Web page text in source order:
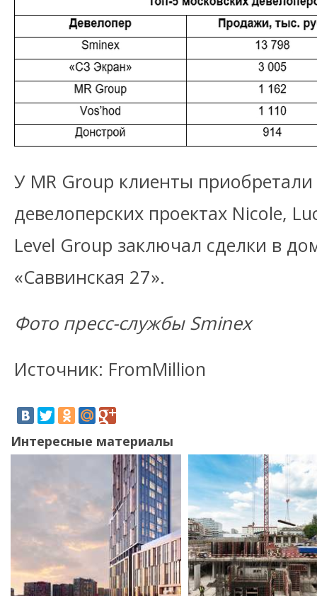
У MR Group клиенты
девелоперских проектах Nicole,
Level Group заключал сделки в
«Саввинская 27».
Фото пресс-службы Sminex
Источник: FromMillion
Интересные материалы